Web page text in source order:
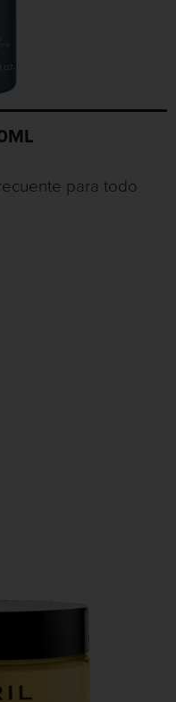
para todo